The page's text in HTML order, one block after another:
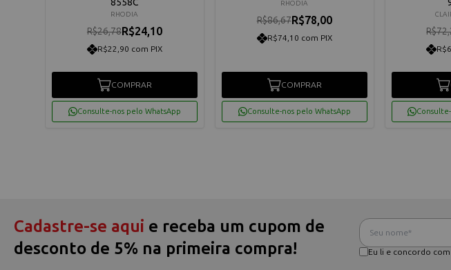
RHODIA
R$26,78R$24,10
R$22,90 com PIX
COMPRAR
Consulte-nos pelo WhatsApp
RHODIA
R$86,67R$78,00
R$74,10 com PIX
COMPRAR
Consulte-nos pelo WhatsApp
Cadastre-se aqui e receba um cupom de
desconto de 5% na primeira compra!
Eu li e concordo